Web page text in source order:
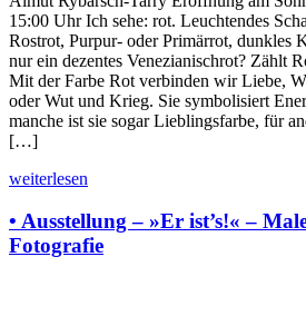
15:00 Uhr Ich sehe: rot. Leuchtendes
Rostrot, Purpur- oder Primärrot, dunkles
nur ein dezentes Venezianischrot? Zählt
Mit der Farbe Rot verbinden wir Liebe,
oder Wut und Krieg. Sie symbolisiert
manche ist sie sogar Lieblingsfarbe, für
[…]
weiterlesen
• Ausstellung – »Er ist’s!« –
Fotografie